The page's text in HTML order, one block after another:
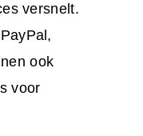
versnelt.
ook
voor